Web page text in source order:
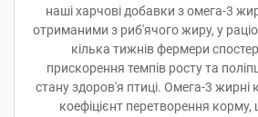
наші харчові добавки з омега-3
отриманими з риб'ячого жиру, у
кілька тижнів фермери
прискорення темпів росту та
стану здоров'я птиці. Омега-3
коефіцієнт перетворення